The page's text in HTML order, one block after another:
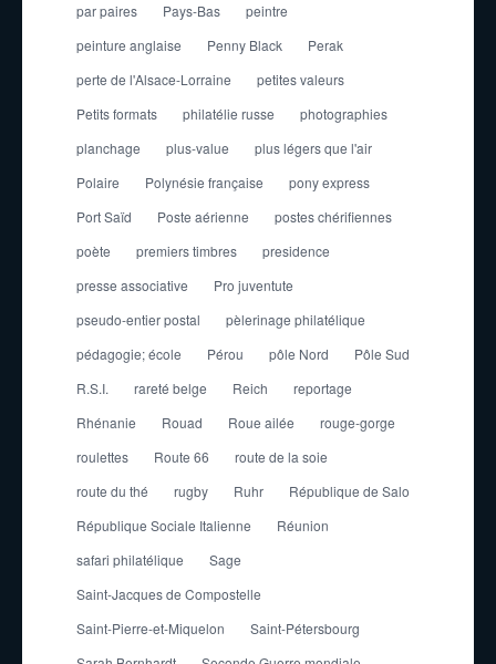
par paires Pays-Bas
peintre
peinture anglaise
Penny Black
Perak
perte de l'Alsace-Lorraine
petites valeurs
Petits formats
philatélie russe
photographies
planchage
plus-value
plus légers que l'air
Polaire
Polynésie française
pony express
Port Saïd
Poste aérienne
postes chérifiennes
poète
premiers timbres
presidence
presse associative
Pro juventute
pseudo-entier postal
pèlerinage philatélique
pédagogie; école
Pérou pôle Nord
Pôle Sud
R.S.I.
rareté belge Reich
reportage
Rhénanie
Rouad Roue ailée
rouge-gorge
roulettes
Route 66
route de la soie
route du thé
rugby Ruhr
République de Salo
République Sociale Italienne
Réunion
safari philatélique
Sage
Saint-Jacques de Compostelle
Saint-Pierre-et-Miquelon
Saint-Pétersbourg